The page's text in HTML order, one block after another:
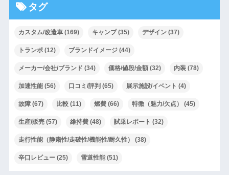
タグ
カスタム/改造車(169) キャンプ(35) デザイン(37)
トランポ(12) ブランドイメージ(44)
メーカー/会社/ブランド (34) 価格/値段/金額(32) 内装(78)
加速性能(56) 口コミ/評判 (65) 展示施設/イベント (4)
故障(67) 比較(11) 燃費(66) 特徴（魅力/欠点） (45)
生産/販売(57) 維持費(48) 試乗レポート (32)
走行性能（静粛性/走破性/機能性/耐久性） (38)
辛口レビュー(25) 雪道性能(51)